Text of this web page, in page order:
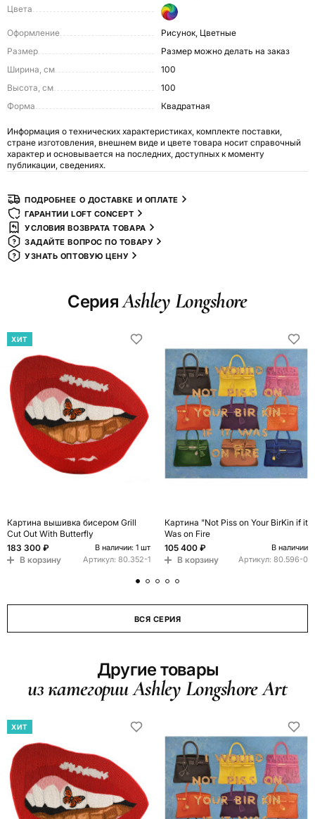
Цвета
Оформление
Рисунок, Цветные
Размер
размер можно делать на заказ
Ширина, см
100
Высота, см
100
Форма
Квадратная
Информация о технических характеристиках, комплекте поставки,
стране изготовления, внешнем виде и цвете товара носит справочный
характер и основывается на последних, доступных к моменту
публикации, сведениях.
ПОДРОБНЕЕ О ДОСТАВКЕ И ОПЛАТЕ
ГАРАНТИИ LOFT CONCEPT
УСЛОВИЯ ВОЗВРАТА ТОВАРА
ЗАДАЙТЕ ВОПРОС ПО ТОВАРУ
УЗНАТЬ ОПТОВУЮ ЦЕНУ
СерияAshley Longshore
ХИТ
Картина вышивка бисером Grill
Cut Out With Butterfly
183 300 ₽
В наличии: 1 шт
В корзину Артикул: 80.352-1
Картина "Not Piss on Your BirKin if it
Was on Fire
105 400 ₽
В наличии
В корзину Артикул: 80.596-0
ВСЯ СЕРИЯ
Другие товары
из категории Ashley Longshore Art
ХИТ